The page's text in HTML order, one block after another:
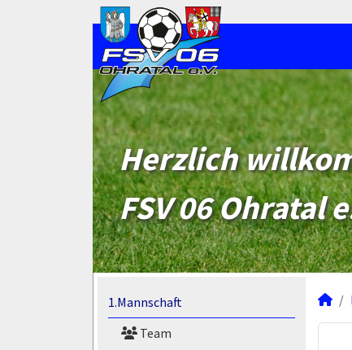
Herzlich
FSV 06 Ohratal
1.Mannschaft
Team